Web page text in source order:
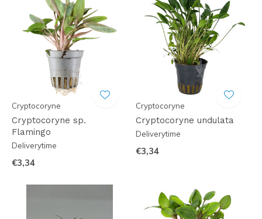
Cryptocoryne
Cryptocoryne sp.
Flamingo
Deliverytime
€3,34
Cryptocoryne
Cryptocoryne undulata
Deliverytime
€3,34